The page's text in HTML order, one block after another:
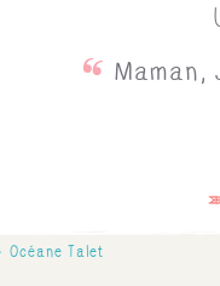
Océane Talet